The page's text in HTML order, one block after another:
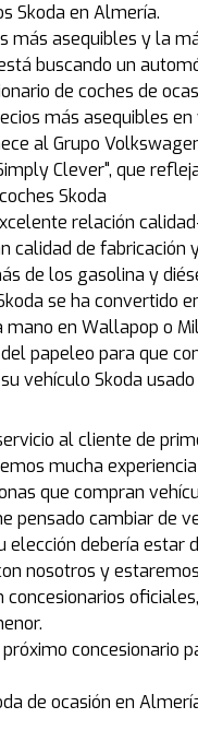
Skoda en Almería.
más asequibles y la
buscando un
de coches de
más asequibles
al Grupo
Clever", que
Skoda
relación
calidad de fabricación
de los gasolina y
se ha convertido
en Wallapop o
papeleo para que
vehículo Skoda
al cliente de
mucha
que compran
pensado cambiar de
elección debería
nosotros y
concesionario
de ocasión en